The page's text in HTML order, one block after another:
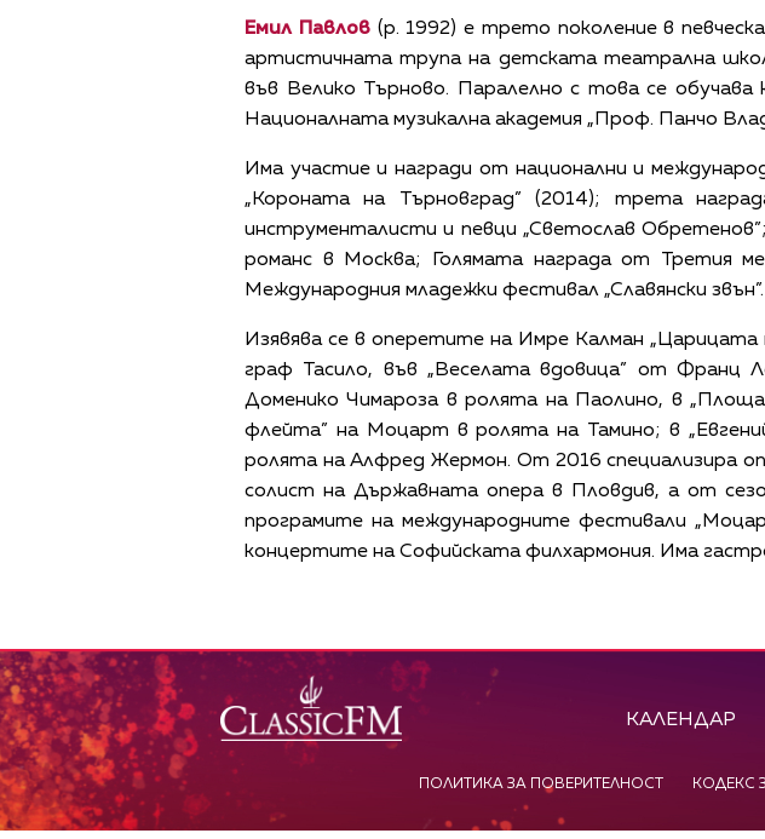
Емил Павлов(р. 1992) е трето поколение в
артистичната трупа на детската театрална
във Велико Търново. Паралелно с това се обучава
Националната музикална академия „Проф. Панчо
Има участие и награди от национални и
„Короната на Търновград” (2014); трета
инструменталисти и певци „Светослав
романс в Москва; Голямата награда от Третия
Международния младежки фестивал „Славянски звън”.
Изявява се в оперетите на Имре Калман
граф Тасило, във „Веселата вдовица” от Франц
Доменико Чимароза в ролята на Паолино, в
флейта” на Моцарт в ролята на Тамино; в
ролята на Алфред Жермон. От 2016 специализира
солист на Държавната опера в Пловдив, а от
програмите на международните фестивали
концертите на Софийската филхармония. Има
КАЛЕНДАР
ПОЛИТИКА ЗА ПОВЕРИТЕЛНОСТ КОДЕКС